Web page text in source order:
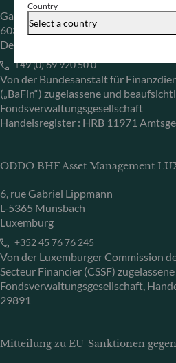
Country
Select a country
Gallusanlage 8
60329 Frankfurt am Main
Deutschland
+49 (0) 69 920 50 0
Von der Bundesanstalt für
(„BaFin“) zugelassene und
Fondsverwaltungsgesellschaft
Handelsregister : HRB 11971
ODDO BHF Asset Management
6, rue Gabriel Lippmann
L-5365 Munsbach
Luxemburg
+352 45 76 76 245
Von der Luxemburger Commission
Secteur Financier (CSSF) zugelassene
Fondsverwaltungsgesellschaft,
29891
Mitteilung zu EU-Sanktionen